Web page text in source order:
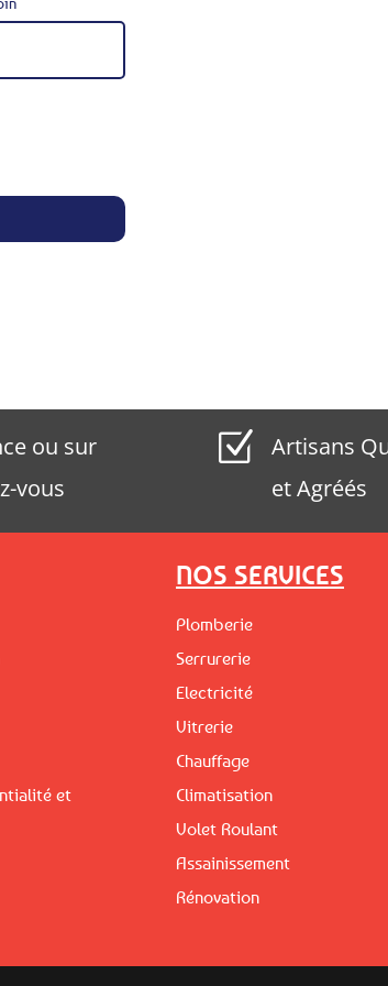
ou sur
vous
Z
Artisans
et Agréés
et
NOS SERVICES
Plomberie
Serrurerie
Electricité
Vitrerie
Chauffage
Climatisation
Volet Roulant
Assainissement
Rénovation